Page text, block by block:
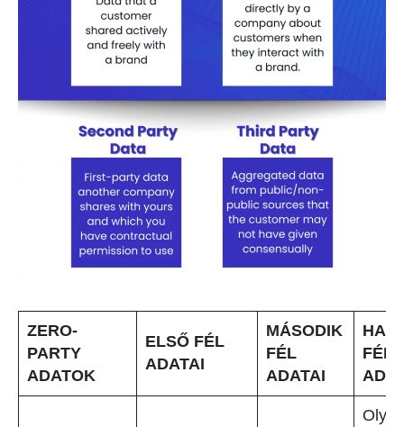
ZERO-
PARTY
ADATOK
ELSŐ FÉL
ADATAI
MÁSODIK
FÉL
ADATAI
FÉL
Olyan